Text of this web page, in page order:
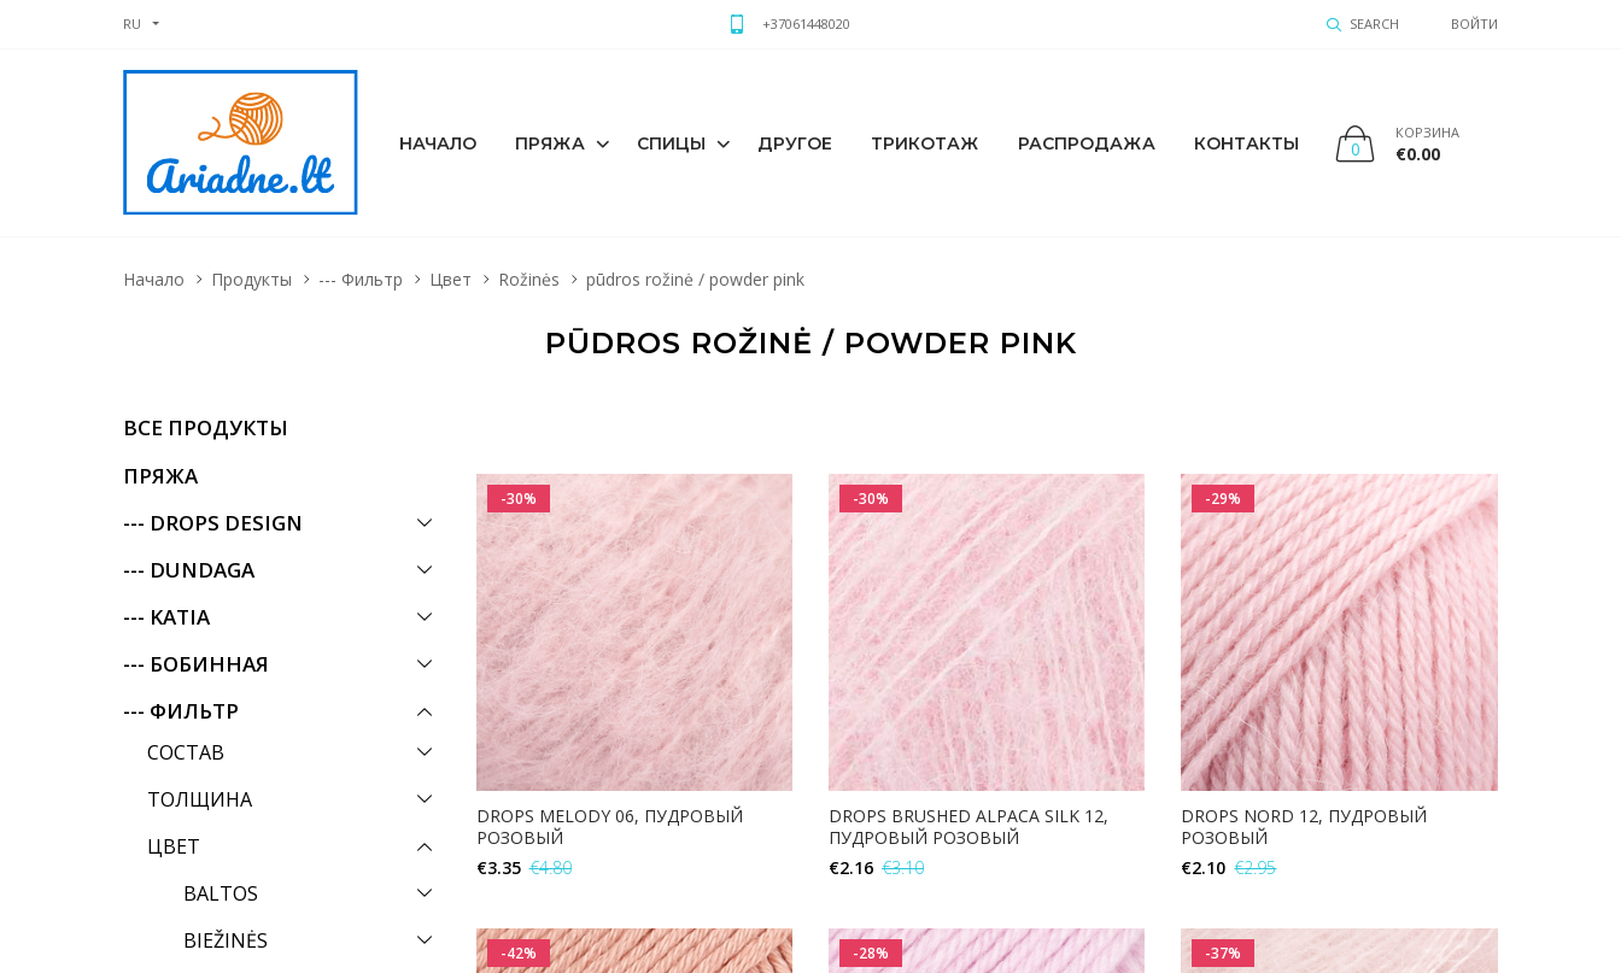
RU +37061448020 SEARCH ВОЙТИ
НАЧАЛО ПРЯЖА СПИЦЫ ДРУГОЕ ТРИКОТАЖ РАСПРОДАЖА КОНТАКТЫ 0
КОРЗИНА
€0.00
Начало Продукты --- Фильтр Цвет Rožinės pūdros rožinė / powder pink
PŪDROS ROŽINĖ / POWDER PINK
ВСЕ ПРОДУКТЫ
ПРЯЖА
--- DROPS DESIGN
--- DUNDAGA
--- KATIA
--- БОБИННАЯ
--- ФИЛЬТР
СОСТАВ
ТОЛЩИНА
ЦВЕТ
BALTOS
BIEŽINĖS
-30%
DROPS MELODY 06, ПУДРОВЫЙ
РОЗОВЫЙ
€3.35 €4.80
-30%
DROPS BRUSHED ALPACA SILK 12,
ПУДРОВЫЙ РОЗОВЫЙ
€2.16 €3.10
-29%
DROPS NORD 12, ПУДРОВЫЙ
РОЗОВЫЙ
€2.10 €2.95
-42% -28% -37%